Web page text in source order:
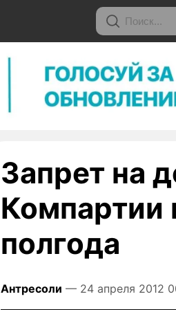
Запрет на
Компартии
полгода
Антресоли — 24 апреля 2012